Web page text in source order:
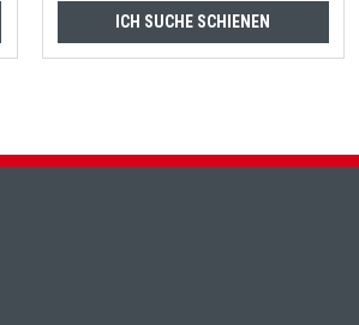
ICH SUCHE SCHIENEN